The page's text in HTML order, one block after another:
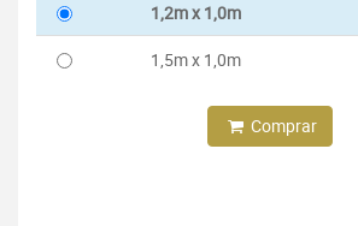
1,2m x 1,0m
1,5m x 1,0m
Comprar